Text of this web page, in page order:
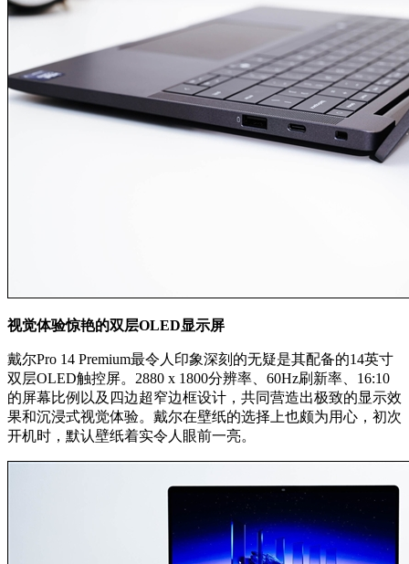
视觉体验惊艳的双层OLED显示屏
戴尔Pro 14 Premium最令人印象深刻的无疑是其配备的14英寸
双层OLED触控屏。2880 x 1800分辨率、60Hz刷新率、16:10
的屏幕比例以及四边超窄边框设计，共同营造出极致的显示效
果和沉浸式视觉体验。戴尔在壁纸的选择上也颇为用心，初次
开机时，默认壁纸着实令人眼前一亮。